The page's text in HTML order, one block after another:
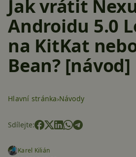
Jak vrátit
Androidu 5.0
na KitKat
Bean? [návod]
Hlavní stránka Návody
Sdílejte:
Karel Kilián